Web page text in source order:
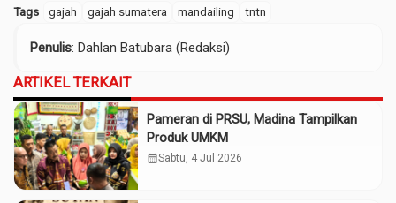
Tags gajah gajah sumatera mandailing tntn
Penulis: Dahlan Batubara (Redaksi)
ARTIKEL TERKAIT
Pameran di PRSU, Madina Tampilkan
Produk UMKM
calendar_monthSabtu, 4 Jul 2026